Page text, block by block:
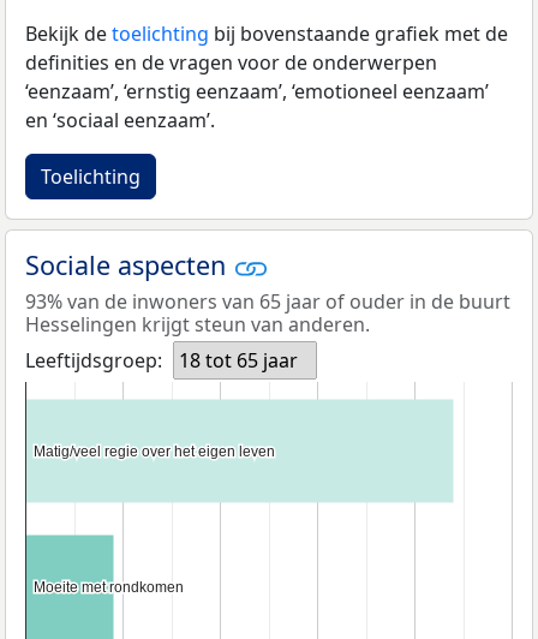
Bekijk detoelichting bij bovenstaande grafiek met de
definities en de vragen voor de onderwerpen
‘eenzaam’, ‘ernstig eenzaam’, ‘emotioneel eenzaam’
en ‘sociaal eenzaam’.
Toelichting
Sociale aspecten
93% van de inwoners van 65 jaar of ouder in de buurt
Hesselingen krijgt steun van anderen.
Leeftijdsgroep:
18 tot 65 jaar
Matig/veel regie over het eigen leven
Matig/veel regie over het eigen leven
Moeite met rondkomen
Moeite met rondkomen